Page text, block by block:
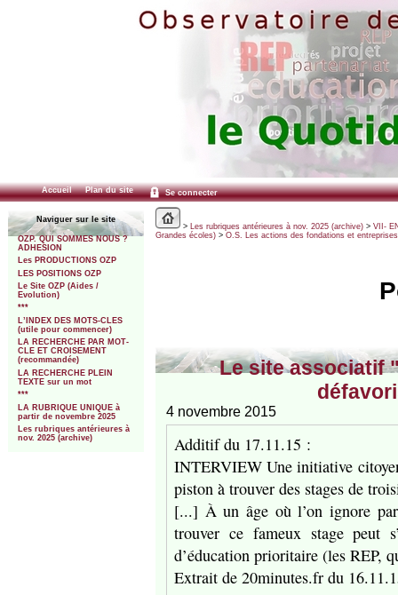
Accueil Plan du site Se connecter
Naviguer sur le site
OZP. QUI SOMMES NOUS ?
ADHESION
Les PRODUCTIONS OZP
LES POSITIONS OZP
Le Site OZP (Aides /
Evolution)
***
L’INDEX DES MOTS-CLES
(utile pour commencer)
LA RECHERCHE PAR MOT-
CLE ET CROISEMENT
(recommandée)
LA RECHERCHE PLEIN
TEXTE sur un mot
***
LA RUBRIQUE UNIQUE à
partir de novembre 2025
Les rubriques antérieures à
nov. 2025 (archive)
> Les rubriques antérieures à nov. 2025 (archive)> VII-
Grandes écoles)> O.S. Les actions des fondations et entreprises
Le site associatif
4 novembre 2015
Additif du 17.11.15 :
INTERVIEW Une initiative
piston à trouver des stages de
[...] À un âge où l’on ignore
trouver ce fameux stage peut
d’éducation prioritaire (les REP,
Extrait de 20minutes.fr du